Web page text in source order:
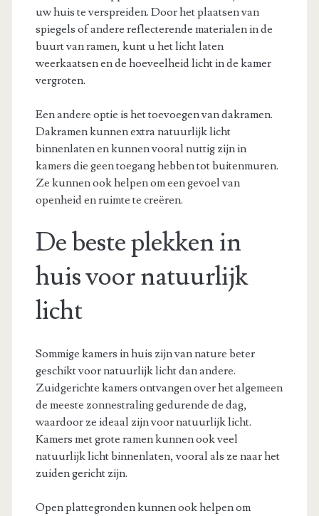
uw huis te verspreiden. Door het plaatsen van
spiegels of andere reflecterende materialen in de
buurt van ramen, kunt u het licht laten
weerkaatsen en de hoeveelheid licht in de kamer
vergroten.
Een andere optie is het toevoegen van dakramen.
Dakramen kunnen extra natuurlijk licht
binnenlaten en kunnen vooral nuttig zijn in
kamers die geen toegang hebben tot buitenmuren.
Ze kunnen ook helpen om een gevoel van
openheid en ruimte te creëren.
De beste plekken in
huis voor natuurlijk
licht
Sommige kamers in huis zijn van nature beter
geschikt voor natuurlijk licht dan andere.
Zuidgerichte kamers ontvangen over het algemeen
de meeste zonnestraling gedurende de dag,
waardoor ze ideaal zijn voor natuurlijk licht.
Kamers met grote ramen kunnen ook veel
natuurlijk licht binnenlaten, vooral als ze naar het
zuiden gericht zijn.
Open plattegronden kunnen ook helpen om